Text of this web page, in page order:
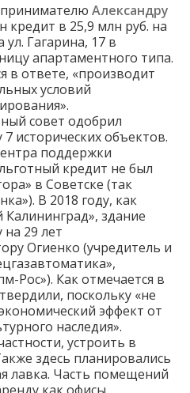
Александру
кредит в 25,9 млн руб. на
Гагарина, 17 в
апартаментного типа.
в ответе, «производит
условий
совет одобрил
исторических объектов.
поддержки
кредит не был
в Советске (так
В 2018 году, как
здание
29 лет
Огиенко (учредитель и
Рос»). Как отмечается в
поскольку «не
эффект от
наследия».
устроить в
здесь планировались
лавка. Часть помещений